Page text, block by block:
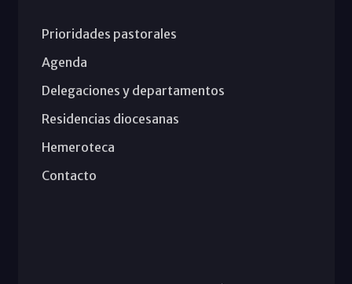
Prioridades pastorales
Agenda
Delegaciones y departamentos
Residencias diocesanas
Hemeroteca
Contacto